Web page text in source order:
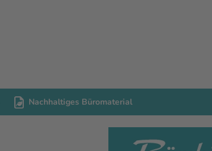
Nachhaltiges Büromaterial